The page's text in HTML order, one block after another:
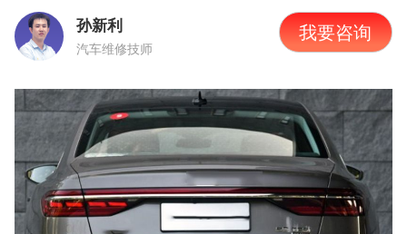
孙新利
汽车维修技师
我要咨询